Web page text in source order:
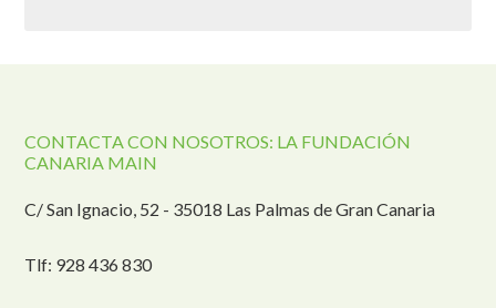
CONTACTA CON NOSOTROS: LA FUNDACIÓN
CANARIA MAIN
C/ San Ignacio, 52 - 35018 Las Palmas de Gran Canaria
Tlf: 928 436 830